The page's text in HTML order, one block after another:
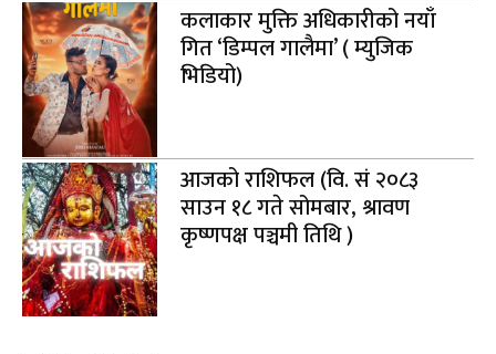
कलाकार मुक्ति अधिकारीको नयाँ
गित ‘डिम्पल गालैमा’ ( म्युजिक
भिडियो)
आजको राशिफल (वि. सं २०८३
साउन १८ गते सोमबार, श्रावण
कृष्णपक्ष पञ्चमी तिथि )